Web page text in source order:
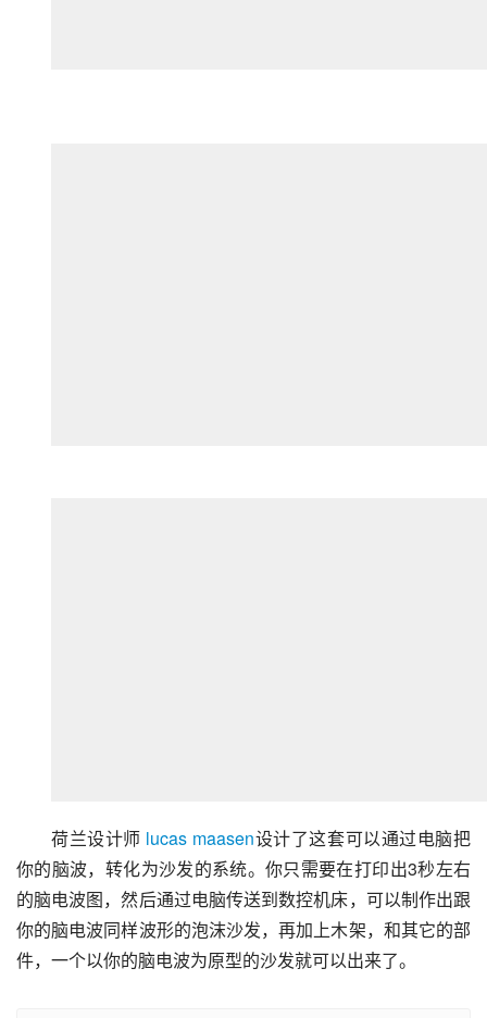
荷兰设计师 lucas maasen设计了这套可以通过电脑把
你的脑波，转化为沙发的系统。你只需要在打印出3秒左右
的脑电波图，然后通过电脑传送到数控机床，可以制作出跟
你的脑电波同样波形的泡沫沙发，再加上木架，和其它的部
件，一个以你的脑电波为原型的沙发就可以出来了。